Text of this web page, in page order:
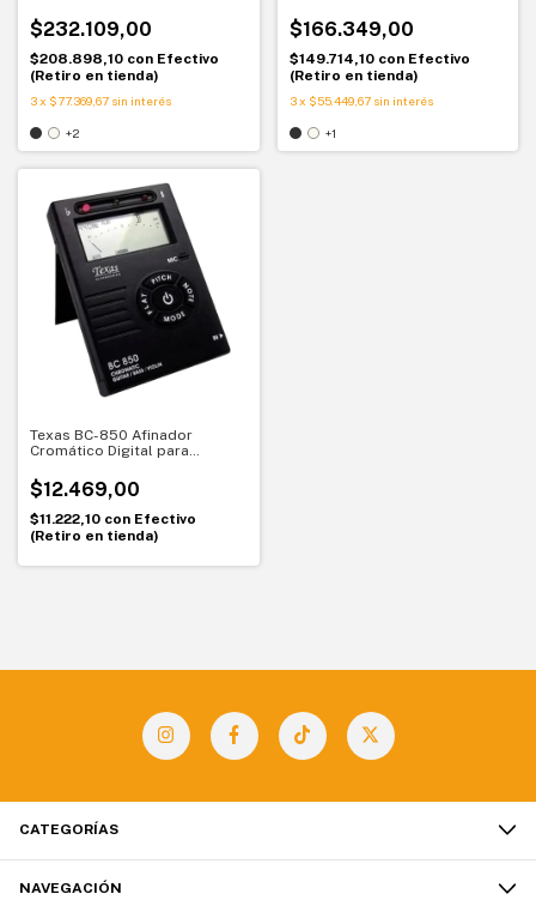
$232.109,00
$208.898,10 con Efectivo
(Retiro en tienda)
3x $77.369,67 sin interés
+2
$166.349,00
$149.714,10 con Efectivo
(Retiro en tienda)
3 x $55.449,67 sin interés
+1
Texas BC-850 Afinador
Cromático Digital para
$12.469,00
$11.222,10 con Efectivo
(Retiro en tienda)
CATEGORÍAS
NAVEGACIÓN